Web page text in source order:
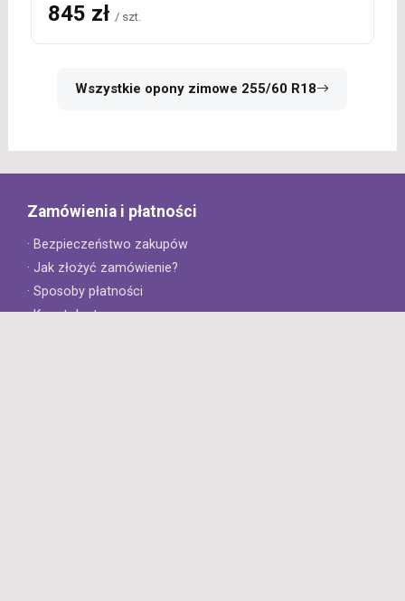
845 zł / szt.
Wszystkie opony zimowe 255/60 R18
Zamówienia i płatności
· Bezpieczeństwo zakupów
· Jak złożyć zamówienie?
· Sposoby płatności
· Koszt dostawy